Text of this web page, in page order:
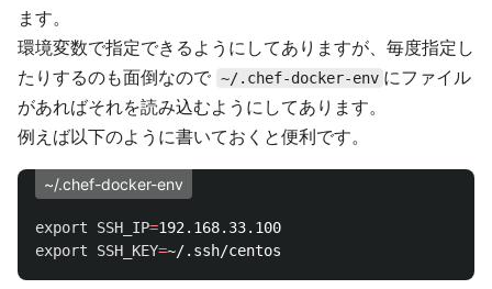
ます。
環境変数で指定できるようにしてありますが、毎度指定し
たりするのも面倒なので ~/.chef-docker-env にファイル
があればそれを読み込むようにしてあります。
例えば以下のように書いておくと便利です。
~/.chef-docker-env
export SSH_IP=
export SSH_KEY=